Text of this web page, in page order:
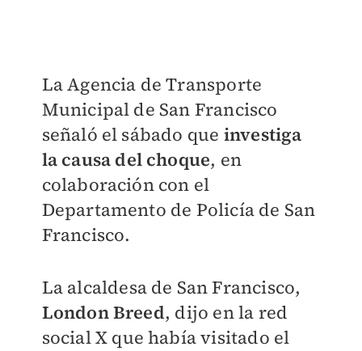
La Agencia de Transporte
Municipal de San Francisco
señaló el sábado que investiga
la causa del choque, en
colaboración con el
Departamento de Policía de San
Francisco.
La alcaldesa de San Francisco,
London Breed, dijo en la red
social X que había visitado el